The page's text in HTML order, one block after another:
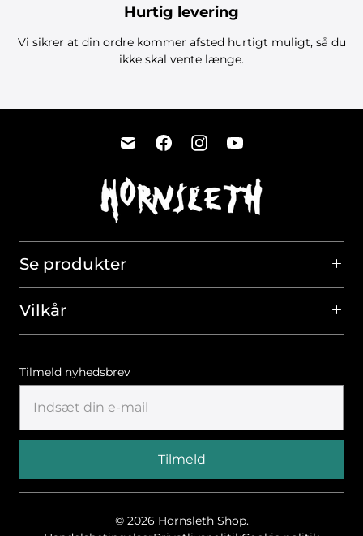
Hurtig levering
Vi sikrer at din ordre kommer afsted hurtigt muligt, så du
ikke skal vente længe.
Se produkter
Vilkår
Tilmeld nyhedsbrev
© 2026 Hornsleth Shop.